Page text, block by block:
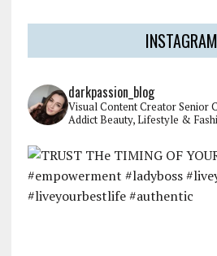
INSTAGRAM
darkpassion_blog
Visual Content CreatorSenior
AddictBeauty, Lifestyle &